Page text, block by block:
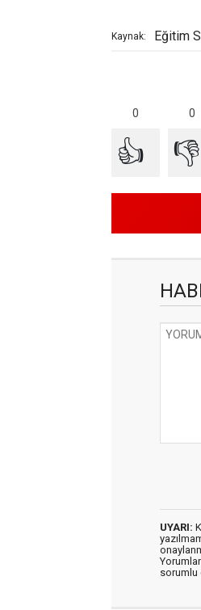
Kaynak: Eğitim
0 0
👍 👎
UYARI:
sorumlu